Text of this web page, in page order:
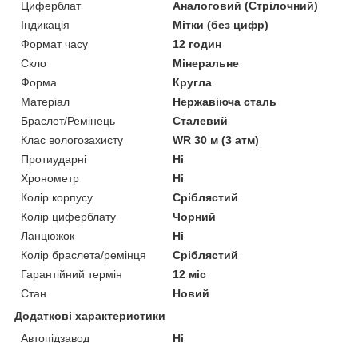
Циферблат
Аналоговий (Стрілочний)
Індикація
Мітки (без цифр)
Формат часу
12 годин
Скло
Мінеральне
Форма
Кругла
Матеріал
Нержавіюча сталь
Браслет/Ремінець
Сталевий
Клас вологозахисту
WR 30 м (3 атм)
Протиударні
Ні
Хронометр
Ні
Колір корпусу
Сріблястий
Колір циферблату
Чорний
Ланцюжок
Ні
Колір браслета/ремінця
Сріблястий
Гарантійний термін
12 міс
Стан
Новий
Додаткові характеристики
Автопідзавод
Ні